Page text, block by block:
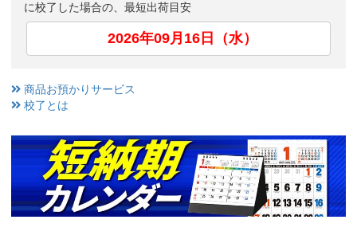
に校了した場合の、最短出荷目安
2026年09月16日（水）
商品お預かりサービス
校了とは